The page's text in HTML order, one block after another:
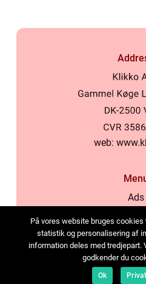
web:
Ads
På vores website bruges
statistik og personalisering af
information deles med tredjepart.
godkender du
Ok